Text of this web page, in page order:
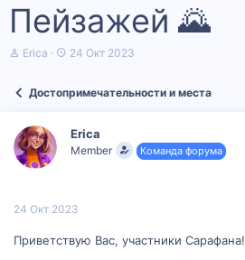
Пейзажей 🌄
А
т
е
м
ы
Erica
Д
а
ч
а
24 Окт 2023
Достопримечательности и места
Erica
Member Команда форума
24 Окт 2023
Приветствую Вас, участники Сарафана!